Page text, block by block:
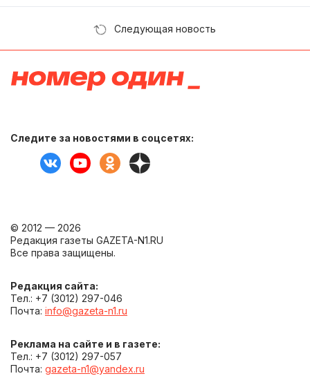
Следующая новость
Следите за новостями в соцсетях:
© 2012 — 2026
Редакция газеты GAZETA-N1.RU
Все права защищены.
Редакция сайта:
Тел.: +7 (3012) 297-046
Почта: info@gazeta-n1.ru
Реклама на сайте и в газете:
Тел.: +7 (3012) 297-057
Почта: gazeta-n1@yandex.ru